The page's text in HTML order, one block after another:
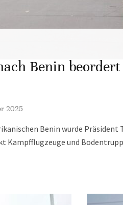
Benin
2025
Benin wurde
Kampfflugzeuge und